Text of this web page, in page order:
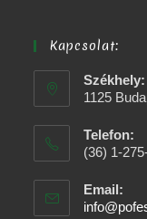
Kapcsolat:
Székhely:
1125
Telefon:
(36) 1-
Email: